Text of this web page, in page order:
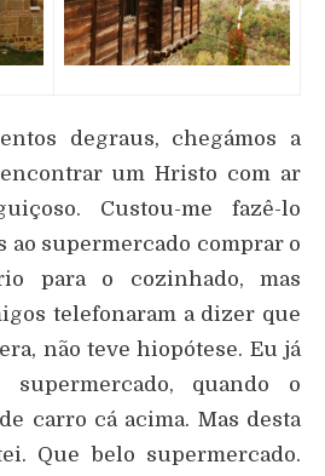
degraus, chegámos a
um Hristo com ar
Custou-me fazê-lo
ao supermercado comprar o
para o cozinhado, mas
telefonaram a dizer que
não teve hiopótese. Eu já
quando o
carro cá acima. Mas desta
Que belo supermercado.